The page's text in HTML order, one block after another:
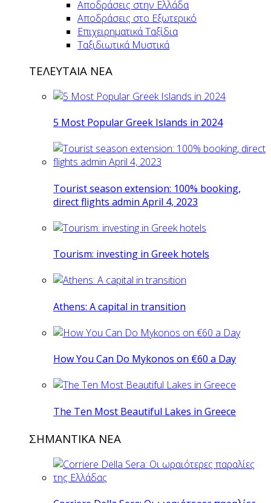
Αποδράσεις στην Ελλάδα
Αποδράσεις στο Εξωτερικό
Επιχειρηματικά Ταξίδια
Ταξιδιωτικά Μυστικά
ΤΕΛΕΥΤΑΙΑ ΝΕΑ
5 Most Popular Greek Islands in 2024
Tourist season extension: 100% booking,
direct flights admin April 4, 2023
Tourism: investing in Greek hotels
Athens: A capital in transition
How You Can Do Mykonos on €60 a Day
The Ten Most Beautiful Lakes in Greece
ΣΗΜΑΝΤΙΚΑ ΝΕΑ